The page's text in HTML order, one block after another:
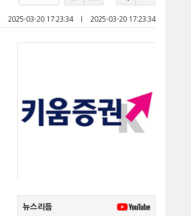
2025-03-20 17:23:34 2025-03-20 17:23:34
뉴스리듬